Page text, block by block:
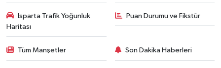
Isparta Trafik Yoğunluk
Haritası
Puan Durumu ve Fikstür
Tüm Manşetler Son Dakika Haberleri